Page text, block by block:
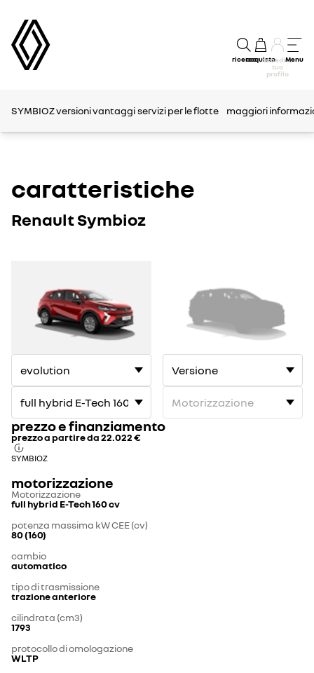
ricercaacquistoaccedi al
tuo
profilo
Menu
SYMBIOZversionivantaggi servizi per le flotte maggiori
caratteristiche
Renault Symbioz
prezzo e finanziamento
prezzo a partire da22.022 €
SYMBIOZ
motorizzazione
Motorizzazione
full hybrid E-Tech 160 cv
potenza massima kW CEE (cv)
80 (160)
cambio
automatico
tipo di trasmissione
trazione anteriore
cilindrata (cm3)
1793
protocollo di omologazione
WLTP